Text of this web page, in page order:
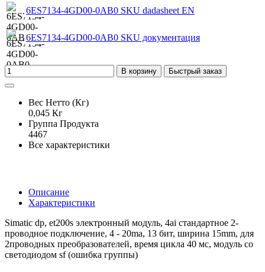
6ES7134-4GD00-0AB0 SKU dadasheet EN
6ES7134-4GD00-0AB0 SKU документация
В корзину Быстрый заказ
Вес Нетто (Кг)
0,045 Кг
Группа Продукта
4467
Все характеристики
Описание
Характеристики
Simatic dp, et200s электронный модуль, 4ai стандартное 2-
проводное подключение, 4 - 20ma, 13 бит, ширина 15mm, для
2проводных преобразователей, время цикла 40 мс, модуль со
светодиодом sf (ошибка группы)